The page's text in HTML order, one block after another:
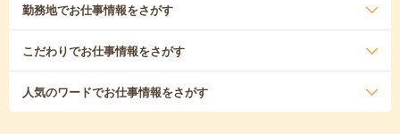
勤務地でお仕事情報をさがす
こだわりでお仕事情報をさがす
人気のワードでお仕事情報をさがす